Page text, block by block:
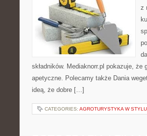
z
składników. Mediaknorr.pl pokazuje,
apetyczne. Polecamy także Dania
ideą, że dobre […]
CATEGORIES: AGROTURYSTYKA W